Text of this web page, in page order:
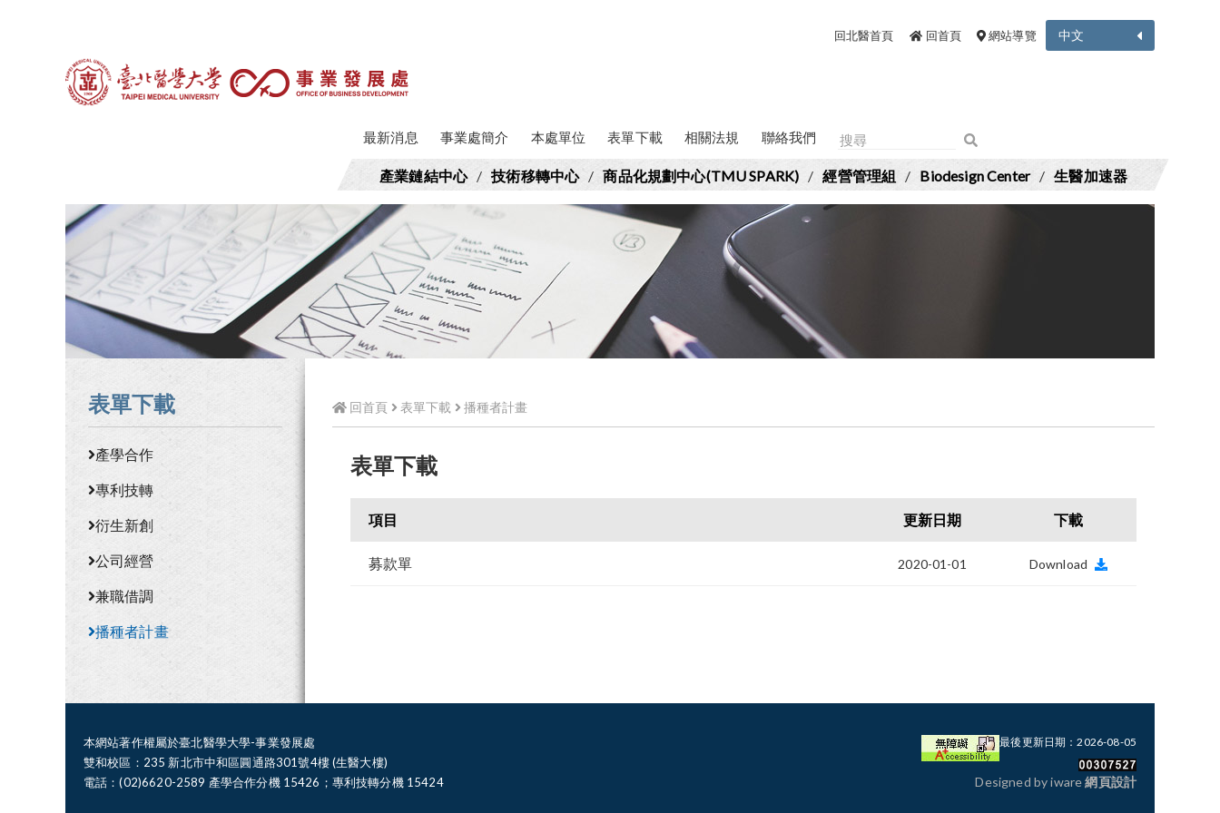
回北醫首頁 回首頁 網站導覽 中文
最新消息 事業處簡介 本處單位 表單下載 相關法規 聯絡我們
產業鏈結中心 / 技術移轉中心 / 商品化規劃中心(TMU SPARK) / 經營管理組 / Biodesign Center / 生醫加速器
表單下載
產學合作
專利技轉
衍生新創
公司經營
兼職借調
播種者計畫
回首頁 表單下載 播種者計畫
表單下載
項目 更新日期 下載
募款單 2020-01-01 Download
本網站著作權屬於臺北醫學大學-事業發展處
雙和校區：235 新北市中和區圓通路301號4樓 (生醫大樓)
電話：(02)6620-2589 產學合作分機 15426；專利技轉分機 15424
最後更新日期：2026-08-05
Designed by iware網頁設計